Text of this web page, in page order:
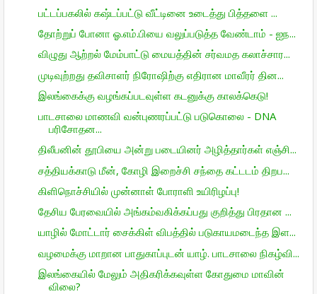
பட்டப்பகலில் கஷ்டப்பட்டு வீட்டினை உடைத்து பித்தளை ...
தோற்றுப் போனா ஓ.எம்.பியை வலுப்படுத்த வேண்டாம் - ஐந...
விழுது ஆற்றல் மேம்பாட்டு மையத்தின் சர்வமத கலாச்சார...
முடிவுற்றது தவிசாளர் நிரோஷிற்கு எதிரான மாவீரர் தின...
இலங்கைக்கு வழங்கப்படவுள்ள கடனுக்கு காலக்கெடு!
பாடசாலை மாணவி வன்புணரப்பட்டு படுகொலை - DNA
பரிசோதன...
திலீபனின் தூபியை அன்று படையினர் அழித்தார்கள் எஞ்சி...
சத்தியக்காடு மீன், கோழி இறைச்சி சந்தை கட்டடம் திறப...
கிளிநொச்சியில் முன்னாள் போராளி உயிரிழப்பு!
தேசிய பேரவையில் அங்கம்வகிக்கப்பது குறித்து பிரதான ...
யாழில் மோட்டார் சைக்கிள் விபத்தில் படுகாயமடைந்த இள...
வழமைக்கு மாறான பாதுகாப்புடன் யாழ். பாடசாலை நிகழ்வி...
இலங்கையில் மேலும் அதிகரிக்கவுள்ள கோதுமை மாவின்
விலை?